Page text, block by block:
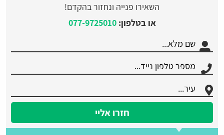
השאירו פנייה ונחזור בהקדם!
או בטלפון:077-9725010
חזרו אליי